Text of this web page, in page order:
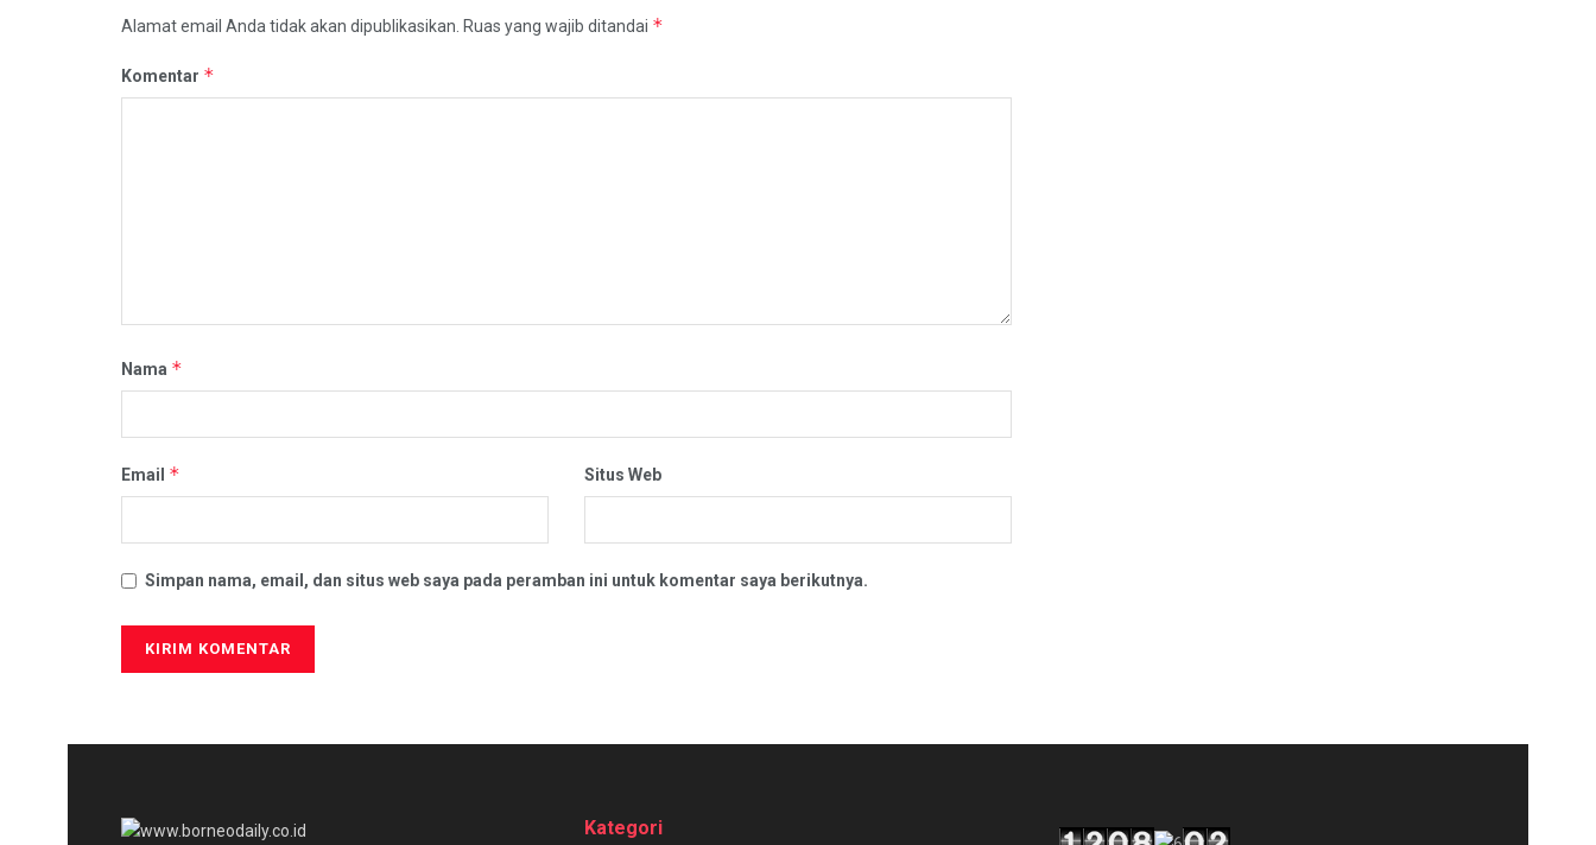
Alamat email Anda tidak akan dipublikasikan. Ruas yang wajib ditandai *
Komentar *
Nama *
Email * Situs Web
Simpan nama, email, dan situs web saya pada peramban ini untuk komentar saya berikutnya.
Kategori